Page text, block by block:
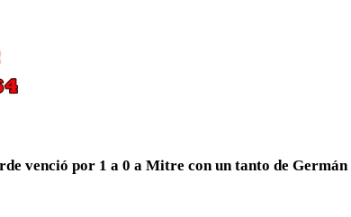
venció por 1 a 0 a Mitre con un tanto de Germán